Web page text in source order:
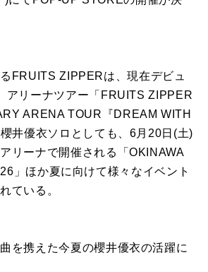
FRUITS ZIPPERは、現在デビュ
アリーナツアー「FRUITS ZIPPER
ARENA TOUR『DREAM WITH
井優衣ソロとしても、6月20日(土)
リーナで開催される「OKINAWA
」ほか夏に向けて様々なイベント
ている。
を携えた今夏の櫻井優衣の活躍に